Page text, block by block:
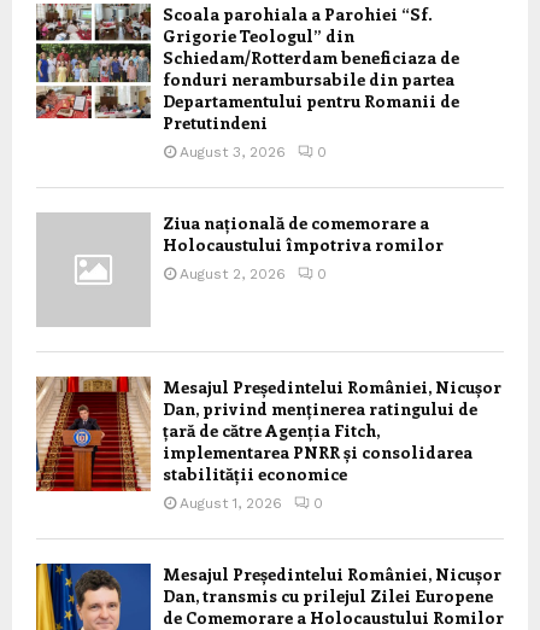
Scoala parohiala a Parohiei “Sf.
Grigorie Teologul” din
Schiedam/Rotterdam beneficiaza de
fonduri nerambursabile din partea
Departamentului pentru Romanii de
Pretutindeni
August 3, 2026 0
Ziua națională de comemorare a
Holocaustului împotriva romilor
August 2, 2026 0
Mesajul Președintelui României, Nicușor
Dan, privind menținerea ratingului de
țară de către Agenția Fitch,
implementarea PNRR și consolidarea
stabilității economice
August 1, 2026 0
Mesajul Președintelui României, Nicușor
Dan, transmis cu prilejul Zilei Europene
de Comemorare a Holocaustului Romilor